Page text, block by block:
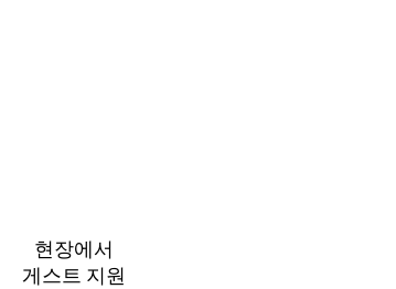
현장에서
게⁠스⁠트 지⁠원